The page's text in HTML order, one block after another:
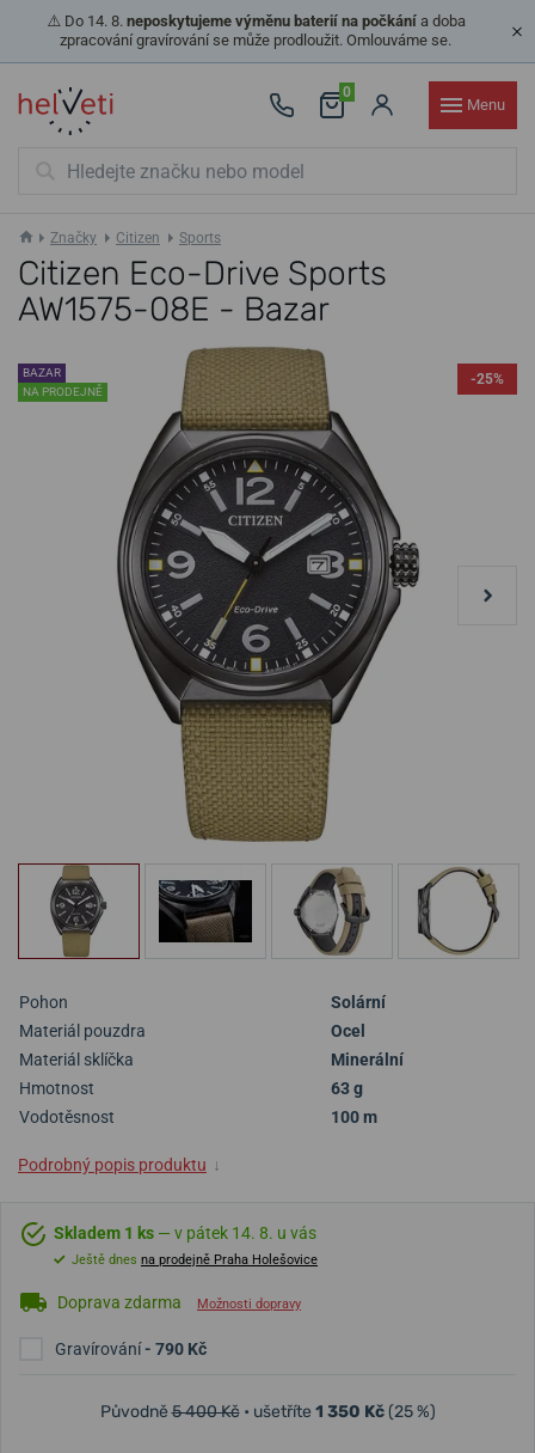
⚠️ Do 14. 8. neposkytujeme výměnu baterií na počkánía doba
zpracování gravírování se může prodloužit. Omlouváme se.
0
Menu
Značky Citizen Sports
Citizen Eco-Drive Sports
AW1575-08E - Bazar
BAZAR
NA PRODEJNĚ
-25%
Pohon
Solární
Materiál pouzdra
Ocel
Materiál sklíčka
Minerální
Hmotnost
63 g
Vodotěsnost
100 m
Podrobný popis produktu ↓
Skladem 1 ks — v pátek 14. 8. u vás
Ještě dnes na prodejně Praha Holešovice
Doprava zdarma Možnosti dopravy
Gravírování- 790 Kč
Původně5 400 Kč • ušetříte 1 350 Kč(25 %)